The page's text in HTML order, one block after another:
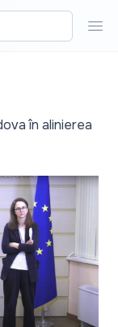
în alinierea